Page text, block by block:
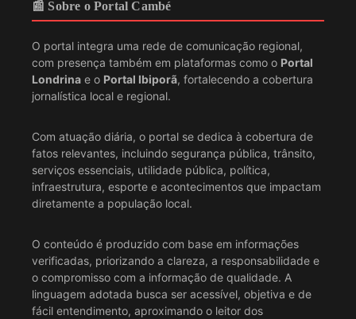
📰 Sobre o Portal Cambé
O portal integra uma rede de comunicação regional,
com presença também em plataformas como o Portal
Londrina e o Portal Ibiporã, fortalecendo a cobertura
jornalística local e regional.
Com atuação diária, o portal se dedica à cobertura de
fatos relevantes, incluindo segurança pública, trânsito,
serviços essenciais, utilidade pública, política,
infraestrutura, esporte e acontecimentos que impactam
diretamente a população local.
O conteúdo é produzido com base em informações
verificadas, priorizando a clareza, a responsabilidade e
o compromisso com a informação de qualidade. A
linguagem adotada busca ser acessível, objetiva e de
fácil entendimento, aproximando o leitor dos